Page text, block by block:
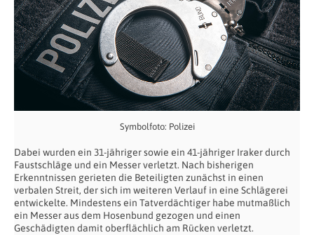
Symbolfoto: Polizei
Dabei wurden ein 31-jähriger sowie ein 41-jähriger Iraker durch
Faustschläge und ein Messer verletzt. Nach bisherigen
Erkenntnissen gerieten die Beteiligten zunächst in einen
verbalen Streit, der sich im weiteren Verlauf in eine Schlägerei
entwickelte. Mindestens ein Tatverdächtiger habe mutmaßlich
ein Messer aus dem Hosenbund gezogen und einen
Geschädigten damit oberflächlich am Rücken verletzt.